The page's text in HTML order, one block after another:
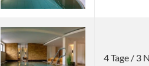
4 Tage / 3